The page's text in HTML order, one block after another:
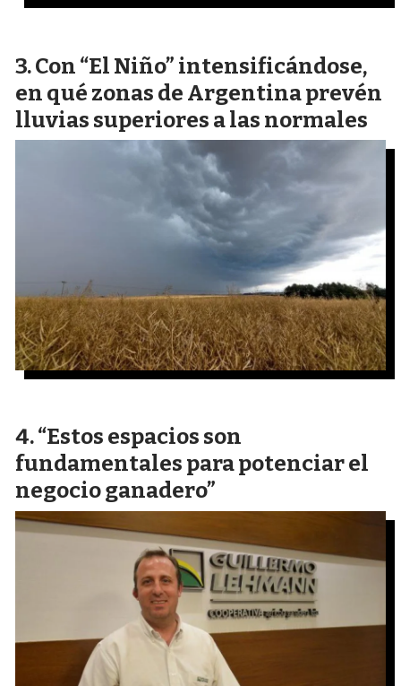
Con “El Niño” intensificándose,
en qué zonas de Argentina prevén
lluvias superiores a las normales
“Estos espacios son
fundamentales para potenciar el
negocio ganadero”